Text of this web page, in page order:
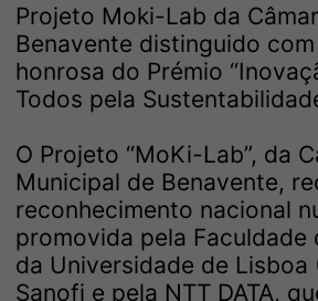
Projeto Moki-Lab da
Benavente distinguido
honrosa do Prémio
Todos pela
O Projeto “MoKi-Lab”, da
Municipal de Benavente,
reconhecimento nacional
promovida pela Faculdade
da Universidade de Lisboa
Sanofi e pela NTT DATA,